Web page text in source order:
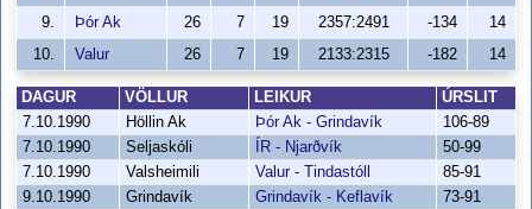
9.
Þór Ak 26 7 19 2357:2491 -134
14
10.
Valur 26 7 19 2133:2315 -182 14
DAGUR VÖLLUR LEIKUR
ÚRSLIT
7.10.1990
Höllin Ak Þór Ak - Grindavík
106-89
7.10.1990
Seljaskóli ÍR - Njarðvík
50-99
7.10.1990
Valsheimili Valur - Tindastóll
85-91
9.10.1990
Grindavík Grindavík - Keflavík
73-91